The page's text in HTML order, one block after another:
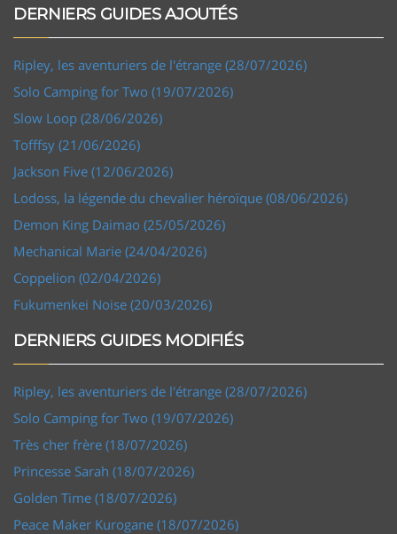
DERNIERS GUIDES AJOUTÉS
Ripley, les aventuriers de l'étrange (28/07/2026)
Solo Camping for Two (19/07/2026)
Slow Loop (28/06/2026)
Tofffsy (21/06/2026)
Jackson Five (12/06/2026)
Lodoss, la légende du chevalier héroïque (08/06/2026)
Demon King Daimao (25/05/2026)
Mechanical Marie (24/04/2026)
Coppelion (02/04/2026)
Fukumenkei Noise (20/03/2026)
DERNIERS GUIDES MODIFIÉS
Ripley, les aventuriers de l'étrange (28/07/2026)
Solo Camping for Two (19/07/2026)
Très cher frère (18/07/2026)
Princesse Sarah (18/07/2026)
Golden Time (18/07/2026)
Peace Maker Kurogane (18/07/2026)